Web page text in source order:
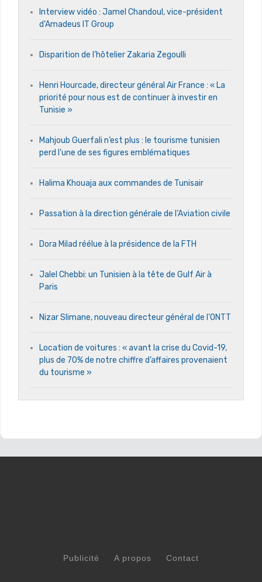
Interview vidéo : Jamel Chandoul, vice-président
d’Amadeus IT Group
Disparition de l’hôtelier Zakaria Zegoulli
Henri Hourcade, directeur général Air France : « La
priorité pour nous est de continuer à investir en
Tunisie »
Mahjoub Guerfali n’est plus : le tourisme tunisien
perd l’une de ses figures emblématiques
Halima Khouaja aux commandes de Tunisair
Passation à la direction générale de l’Aviation civile
Dora Milad réélue à la présidence de la FTH
Jalel Chebbi: un Tunisien à la tête de Gulf Air à
Paris
Nizar Slimane, nouveau directeur général de l’ONTT
Location de voitures : « avant la crise du Covid-19,
plus de 70% de notre chiffre d’affaires provenaient
du tourisme »
Publicité A propos Contact